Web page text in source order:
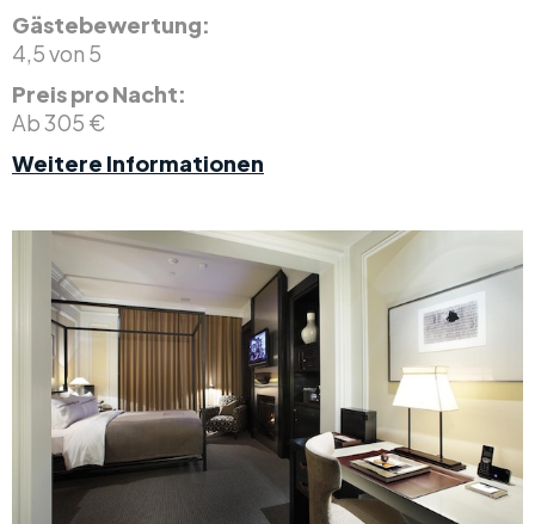
Gästebewertung:
4,5 von 5
Preis pro Nacht:
Ab 305 €
Weitere Informationen